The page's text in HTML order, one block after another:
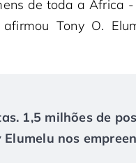
de toda a África
Tony O.
1,5 milhões de
nos